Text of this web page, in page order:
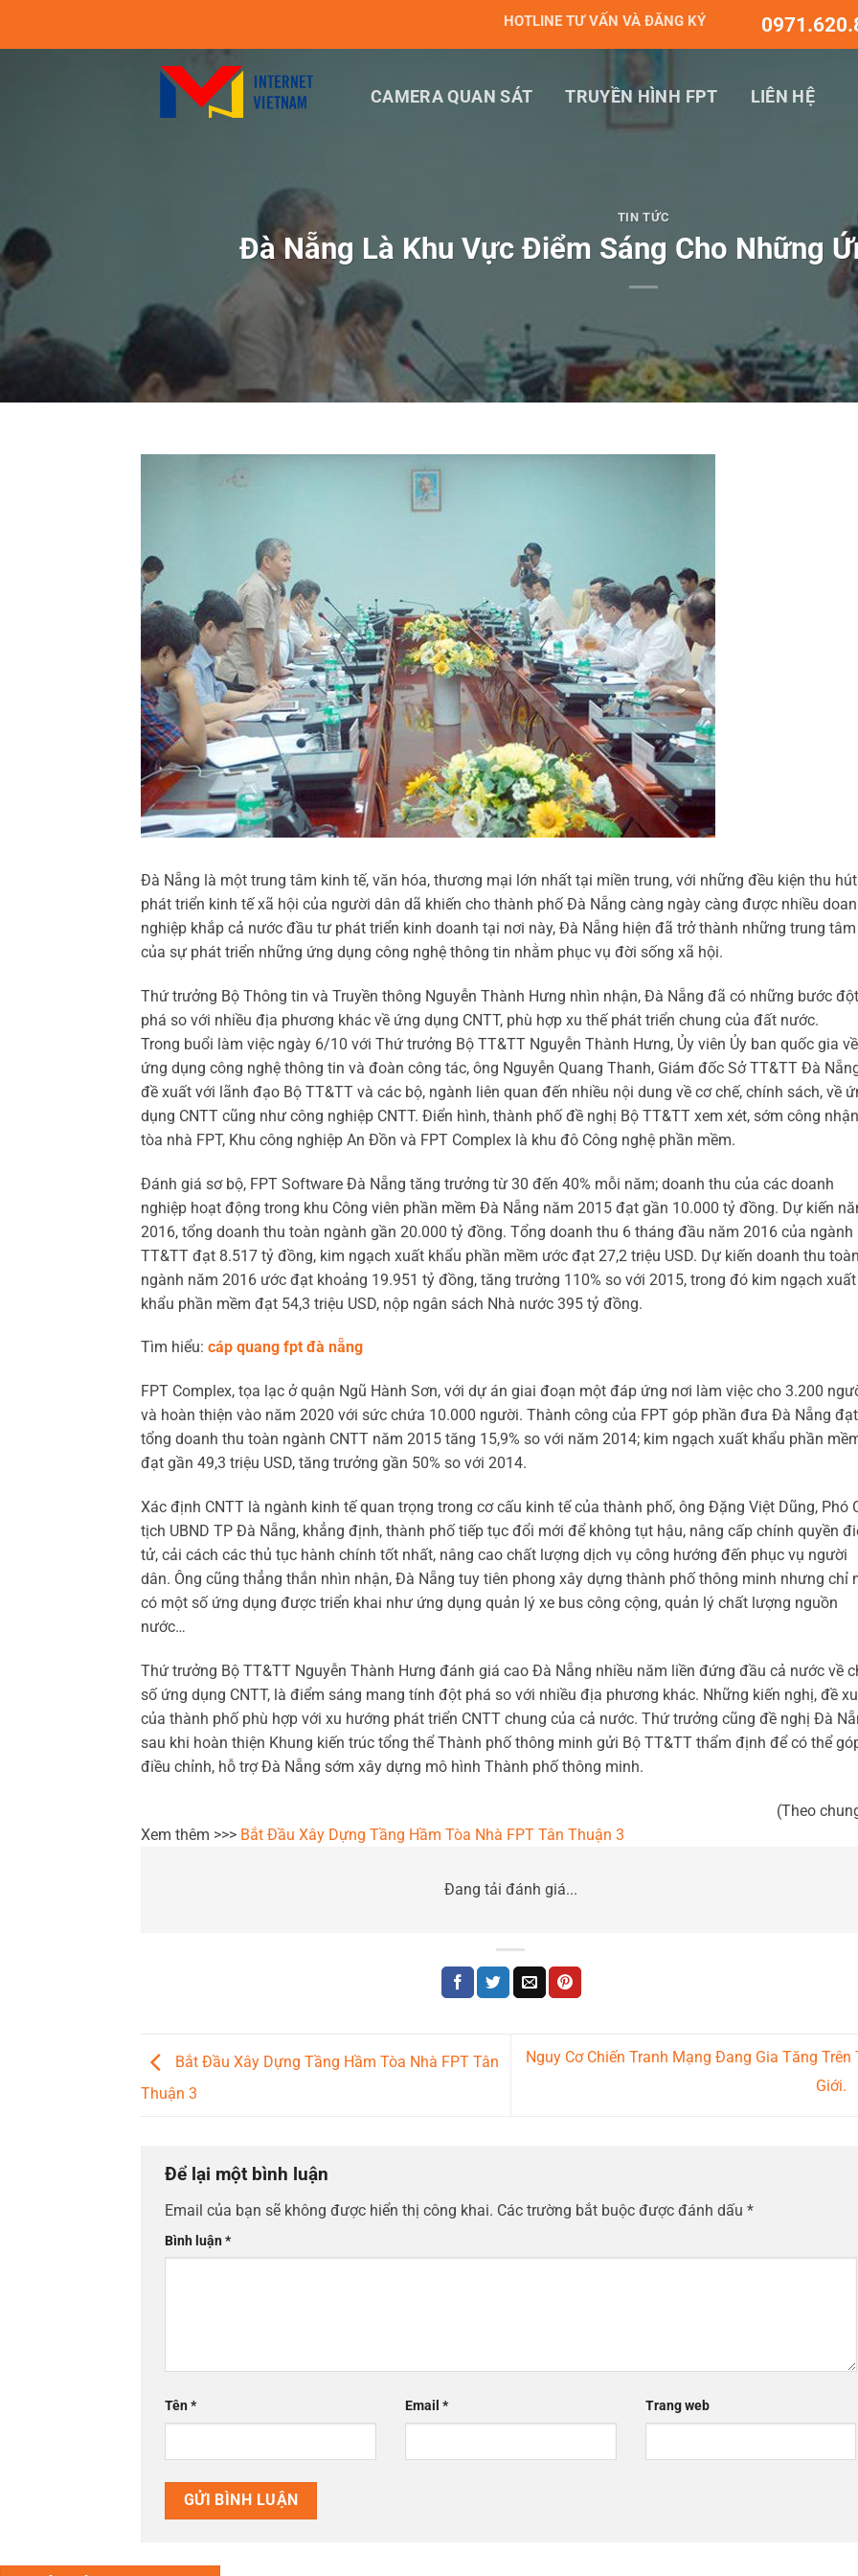
HOTLINE TƯ VẤN VÀ ĐĂNG KÝ
CAMERA QUAN SÁT TRUYỀN HÌNH FPT LIÊN HỆ
TIN TỨC
Đà Nẵng Là Khu Vực Điểm Sáng Cho Những
Đà Nẵng là một trung tâm kinh tế, văn hóa, thương mại lớn nhất tại miền trung, với những đều kiện thu hút
phát triển kinh tế xã hội của người dân dã khiến cho thành phố Đà Nẵng càng ngày càng được nhiều
nghiệp khắp cả nước đầu tư phát triển kinh doanh tại nơi này, Đà Nẵng hiện đã trở thành những trung tâm
của sự phát triển những ứng dụng công nghệ thông tin nhằm phục vụ đời sống xã hội.
Thứ trưởng Bộ Thông tin và Truyền thông Nguyễn Thành Hưng nhìn nhận, Đà Nẵng đã có những bước đột
phá so với nhiều địa phương khác về ứng dụng CNTT, phù hợp xu thế phát triển chung của đất nước.
Trong buổi làm việc ngày 6/10 với Thứ trưởng Bộ TT&TT Nguyễn Thành Hưng, Ủy viên Ủy ban quốc gia về
ứng dụng công nghệ thông tin và đoàn công tác, ông Nguyễn Quang Thanh, Giám đốc Sở TT&TT Đà
đề xuất với lãnh đạo Bộ TT&TT và các bộ, ngành liên quan đến nhiều nội dung về cơ chế, chính sách, về
dụng CNTT cũng như công nghiệp CNTT. Điển hình, thành phố đề nghị Bộ TT&TT xem xét, sớm công nhận
tòa nhà FPT, Khu công nghiệp An Đồn và FPT Complex là khu đô Công nghệ phần mềm.
Đánh giá sơ bộ, FPT Software Đà Nẵng tăng trưởng từ 30 đến 40% mỗi năm; doanh thu của các doanh
nghiệp hoạt động trong khu Công viên phần mềm Đà Nẵng năm 2015 đạt gần 10.000 tỷ đồng. Dự kiến
2016, tổng doanh thu toàn ngành gần 20.000 tỷ đồng. Tổng doanh thu 6 tháng đầu năm 2016 của ngành
TT&TT đạt 8.517 tỷ đồng, kim ngạch xuất khẩu phần mềm ước đạt 27,2 triệu USD. Dự kiến doanh thu toàn
ngành năm 2016 ước đạt khoảng 19.951 tỷ đồng, tăng trưởng 110% so với 2015, trong đó kim ngạch xuất
khẩu phần mềm đạt 54,3 triệu USD, nộp ngân sách Nhà nước 395 tỷ đồng.
Tìm hiểu: cáp quang fpt đà nẵng
FPT Complex, tọa lạc ở quận Ngũ Hành Sơn, với dự án giai đoạn một đáp ứng nơi làm việc cho 3.200
và hoàn thiện vào năm 2020 với sức chứa 10.000 người. Thành công của FPT góp phần đưa Đà Nẵng đạt
tổng doanh thu toàn ngành CNTT năm 2015 tăng 15,9% so với năm 2014; kim ngạch xuất khẩu phần
đạt gần 49,3 triệu USD, tăng trưởng gần 50% so với 2014.
Xác định CNTT là ngành kinh tế quan trọng trong cơ cấu kinh tế của thành phố, ông Đặng Việt Dũng, Phó
tịch UBND TP Đà Nẵng, khẳng định, thành phố tiếp tục đổi mới để không tụt hậu, nâng cấp chính quyền
tử, cải cách các thủ tục hành chính tốt nhất, nâng cao chất lượng dịch vụ công hướng đến phục vụ người
dân. Ông cũng thẳng thắn nhìn nhận, Đà Nẵng tuy tiên phong xây dựng thành phố thông minh nhưng chỉ
có một số ứng dụng được triển khai như ứng dụng quản lý xe bus công cộng, quản lý chất lượng nguồn
nước…
Thứ trưởng Bộ TT&TT Nguyễn Thành Hưng đánh giá cao Đà Nẵng nhiều năm liền đứng đầu cả nước về
số ứng dụng CNTT, là điểm sáng mang tính đột phá so với nhiều địa phương khác. Những kiến nghị, đề
của thành phố phù hợp với xu hướng phát triển CNTT chung của cả nước. Thứ trưởng cũng đề nghị Đà
sau khi hoàn thiện Khung kiến trúc tổng thể Thành phố thông minh gửi Bộ TT&TT thẩm định để có thể
điều chỉnh, hỗ trợ Đà Nẵng sớm xây dựng mô hình Thành phố thông minh.
(Theo
Xem thêm >>> Bắt Đầu Xây Dựng Tầng Hầm Tòa Nhà FPT Tân Thuận 3
Đang tải đánh giá...
Bắt Đầu Xây Dựng Tầng Hầm Tòa Nhà FPT Tân
Thuận 3
Nguy Cơ Chiến Tranh Mạng Đang Gia Tăng Trên
Giới.
Để lại một bình luận
Email của bạn sẽ không được hiển thị công khai. Các trường bắt buộc được đánh dấu *
Bình luận*
Tên* Email * Trang web